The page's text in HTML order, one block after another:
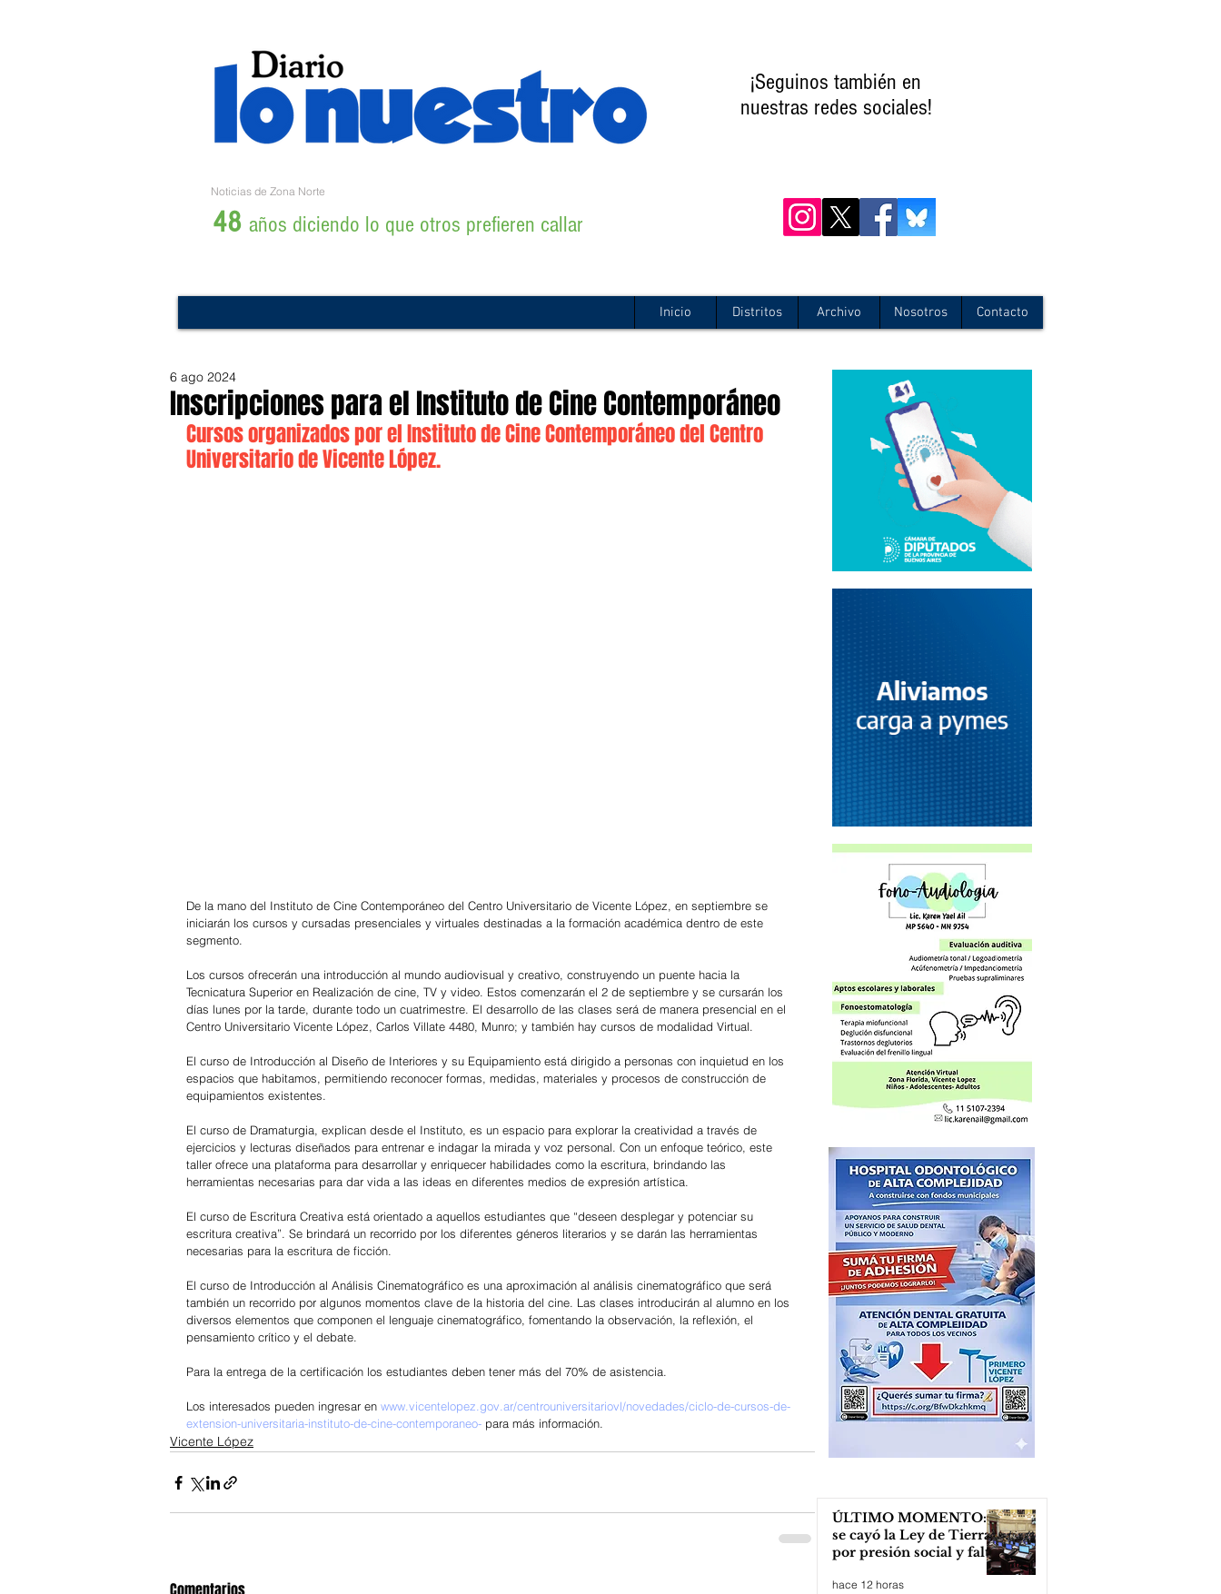
¡Seguinos también en
nuestras redes sociales!
Noticias de Zona Norte
48 años diciendo lo que otros prefieren callar
Inicio Distritos Archivo Nosotros Contacto
Inscripciones para el Instituto de Cine Contemporáneo
6 ago 2024
Cursos organizados por el Instituto de Cine Contemporáneo del Centro
Universitario de Vicente López.
De la mano del Instituto de Cine Contemporáneo del Centro Universitario de Vicente López, en septiembre se
iniciarán los cursos y cursadas presenciales y virtuales destinadas a la formación académica dentro de este
segmento.
Los cursos ofrecerán una introducción al mundo audiovisual y creativo, construyendo un puente hacia la
Tecnicatura Superior en Realización de cine, TV y video. Estos comenzarán el 2 de septiembre y se cursarán los
días lunes por la tarde, durante todo un cuatrimestre. El desarrollo de las clases será de manera presencial en el
Centro Universitario Vicente López, Carlos Villate 4480, Munro; y también hay cursos de modalidad Virtual.
El curso de Introducción al Diseño de Interiores y su Equipamiento está dirigido a personas con inquietud en los
espacios que habitamos, permitiendo reconocer formas, medidas, materiales y procesos de construcción de
equipamientos existentes.
El curso de Dramaturgia, explican desde el Instituto, es un espacio para explorar la creatividad a través de
ejercicios y lecturas diseñados para entrenar e indagar la mirada y voz personal. Con un enfoque teórico, este
taller ofrece una plataforma para desarrollar y enriquecer habilidades como la escritura, brindando las
herramientas necesarias para dar vida a las ideas en diferentes medios de expresión artística.
El curso de Escritura Creativa está orientado a aquellos estudiantes que “deseen desplegar y potenciar su
escritura creativa”. Se brindará un recorrido por los diferentes géneros literarios y se darán las herramientas
necesarias para la escritura de ficción.
El curso de Introducción al Análisis Cinematográfico es una aproximación al análisis cinematográfico que será
también un recorrido por algunos momentos clave de la historia del cine. Las clases introducirán al alumno en los
diversos elementos que componen el lenguaje cinematográfico, fomentando la observación, la reflexión, el
pensamiento crítico y el debate.
Para la entrega de la certificación los estudiantes deben tener más del 70% de asistencia.
Los interesados pueden ingresar en www.vicentelopez.gov.ar/centrouniversitariovl/novedades/ciclo-de-cursos-de-
extension-universitaria-instituto-de-cine-contemporaneo- para más información.
Vicente López
ÚLTIMO MOMENTO:
se cayó la Ley de Tierras
por presión social y falta
hace 12 horas